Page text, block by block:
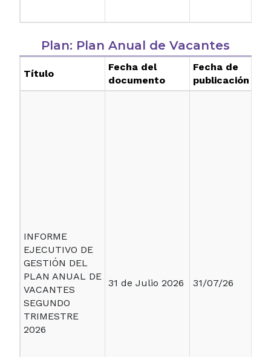
Plan: Plan Anual de Vacantes
Título
Fecha del
documento
Fecha de
publicación
INFORME
EJECUTIVO DE
GESTIÓN DEL
PLAN ANUAL DE
VACANTES
SEGUNDO
TRIMESTRE
2026
31 de Julio 2026 31/07/26